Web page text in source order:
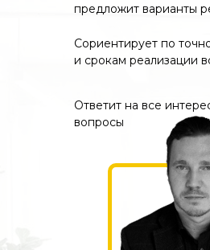
предложит варианты
Ответит на все
вопросы
Сориентирует по
и срокам реализации